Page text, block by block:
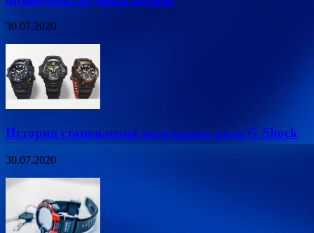
30.07.2020
История становления модельного ряда G-Shock
30.07.2020